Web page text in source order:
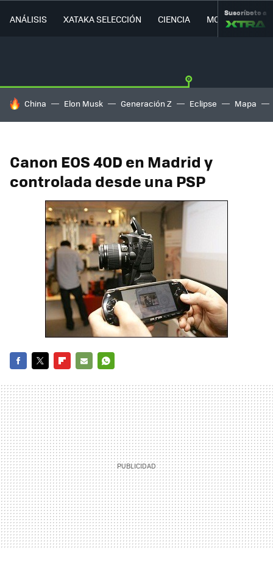
ANÁLISIS XATAKA SELECCIÓN CIENCIA MOVILIDAD
Suscríbete a
HOY SE HABLA DE
China Elon Musk Generación Z Eclipse Mapa
Canon EOS 40D en Madrid y
controlada desde una PSP
MAIL